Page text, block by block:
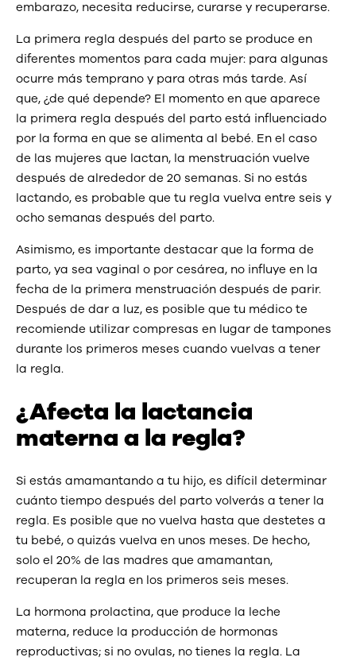
embarazo, necesita reducirse, curarse y recuperarse.
La primera regla después del parto se produce en
diferentes momentos para cada mujer: para algunas
ocurre más temprano y para otras más tarde. Así
que, ¿de qué depende? El momento en que aparece
la primera regla después del parto está influenciado
por la forma en que se alimenta al bebé. En el caso
de las mujeres que lactan, la menstruación vuelve
después de alrededor de 20 semanas. Si no estás
lactando, es probable que tu regla vuelva entre seis y
ocho semanas después del parto.
Asimismo, es importante destacar que la forma de
parto, ya sea vaginal o por cesárea, no influye en la
fecha de la primera menstruación después de parir.
Después de dar a luz, es posible que tu médico te
recomiende utilizar compresas en lugar de tampones
durante los primeros meses cuando vuelvas a tener
la regla.
¿Afecta la lactancia
materna a la regla?
Si estás amamantando a tu hijo, es difícil determinar
cuánto tiempo después del parto volverás a tener la
regla. Es posible que no vuelva hasta que destetes a
tu bebé, o quizás vuelva en unos meses. De hecho,
solo el 20% de las madres que amamantan,
recuperan la regla en los primeros seis meses.
La hormona prolactina, que produce la leche
materna, reduce la producción de hormonas
reproductivas; si no ovulas, no tienes la regla. La